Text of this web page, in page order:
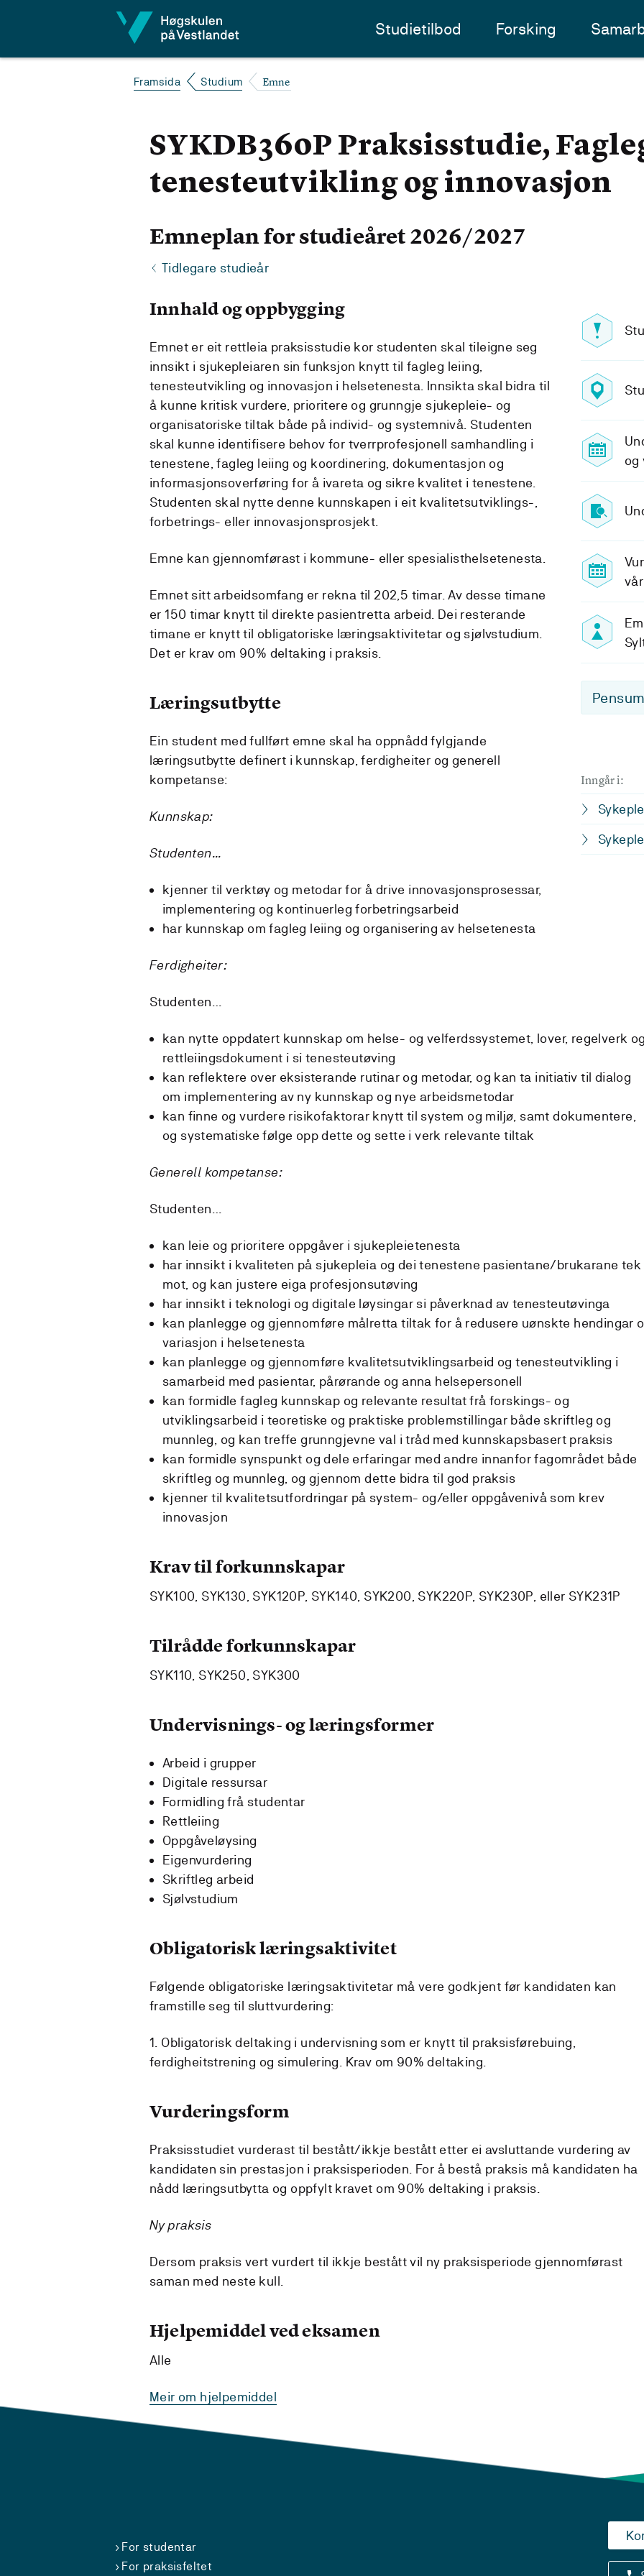
Studietilbod Forsking
Framsida Studium Emne
SYKDB360P Praksisstudie,
tenesteutvikling og innovasjon
Emneplan for studieåret 2026/2027
Tidlegare studieår
og
vår
Inngår i:
Innhald og oppbygging
Emnet er eit rettleia praksisstudie kor studenten skal tileigne seg
innsikt i sjukepleiaren sin funksjon knytt til fagleg leiing,
tenesteutvikling og innovasjon i helsetenesta. Innsikta skal bidra til
å kunne kritisk vurdere, prioritere og grunngje sjukepleie- og
organisatoriske tiltak både på individ- og systemnivå. Studenten
skal kunne identifisere behov for tverrprofesjonell samhandling i
tenestene, fagleg leiing og koordinering, dokumentasjon og
informasjonsoverføring for å ivareta og sikre kvalitet i tenestene.
Studenten skal nytte denne kunnskapen i eit kvalitetsutviklings-,
forbetrings- eller innovasjonsprosjekt.
Emne kan gjennomførast i kommune- eller spesialisthelsetenesta.
Emnet sitt arbeidsomfang er rekna til 202,5 timar. Av desse timane
er 150 timar knytt til direkte pasientretta arbeid. Dei resterande
timane er knytt til obligatoriske læringsaktivitetar og sjølvstudium.
Det er krav om 90% deltaking i praksis.
Læringsutbytte
Ein student med fullført emne skal ha oppnådd fylgjande
læringsutbytte definert i kunnskap, ferdigheiter og generell
kompetanse:
Kunnskap:
Studenten...
kjenner til verktøy og metodar for å drive innovasjonsprosessar,
implementering og kontinuerleg forbetringsarbeid
har kunnskap om fagleg leiing og organisering av helsetenesta
Ferdigheiter:
Studenten…
kan nytte oppdatert kunnskap om helse- og velferdssystemet, lover, regelverk
rettleiingsdokument i si tenesteutøving
kan reflektere over eksisterande rutinar og metodar, og kan ta initiativ til dialog
om implementering av ny kunnskap og nye arbeidsmetodar
kan finne og vurdere risikofaktorar knytt til system og miljø, samt dokumentere,
og systematiske følge opp dette og sette i verk relevante tiltak
Generell kompetanse:
Studenten…
kan leie og prioritere oppgåver i sjukepleietenesta
har innsikt i kvaliteten på sjukepleia og dei tenestene pasientane/brukarane tek
mot, og kan justere eiga profesjonsutøving
har innsikt i teknologi og digitale løysingar si påverknad av tenesteutøvinga
kan planlegge og gjennomføre målretta tiltak for å redusere uønskte hendingar
variasjon i helsetenesta
kan planlegge og gjennomføre kvalitetsutviklingsarbeid og tenesteutvikling i
samarbeid med pasientar, pårørande og anna helsepersonell
kan formidle fagleg kunnskap og relevante resultat frå forskings- og
utviklingsarbeid i teoretiske og praktiske problemstillingar både skriftleg og
munnleg, og kan treffe grunngjevne val i tråd med kunnskapsbasert praksis
kan formidle synspunkt og dele erfaringar med andre innanfor fagområdet både
skriftleg og munnleg, og gjennom dette bidra til god praksis
kjenner til kvalitetsutfordringar på system- og/eller oppgåvenivå som krev
innovasjon
Krav til forkunnskapar
SYK100, SYK130, SYK120P, SYK140, SYK200, SYK220P, SYK230P, eller SYK231P
Tilrådde forkunnskapar
SYK110, SYK250, SYK300
Undervisnings- og læringsformer
Arbeid i grupper
Digitale ressursar
Formidling frå studentar
Rettleiing
Oppgåveløysing
Eigenvurdering
Skriftleg arbeid
Sjølvstudium
Obligatorisk læringsaktivitet
Følgende obligatoriske læringsaktivitetar må vere godkjent før kandidaten kan
framstille seg til sluttvurdering:
1. Obligatorisk deltaking i undervisning som er knytt til praksisførebuing,
ferdigheitstrening og simulering. Krav om 90% deltaking.
Vurderingsform
Praksisstudiet vurderast til bestått/ikkje bestått etter ei avsluttande vurdering av
kandidaten sin prestasjon i praksisperioden. For å bestå praksis må kandidaten ha
nådd læringsutbytta og oppfylt kravet om 90% deltaking i praksis.
Ny praksis
Dersom praksis vert vurdert til ikkje bestått vil ny praksisperiode gjennomførast
saman med neste kull.
Hjelpemiddel ved eksamen
Alle
Meir om hjelpemiddel
For studentar
For praksisfeltet